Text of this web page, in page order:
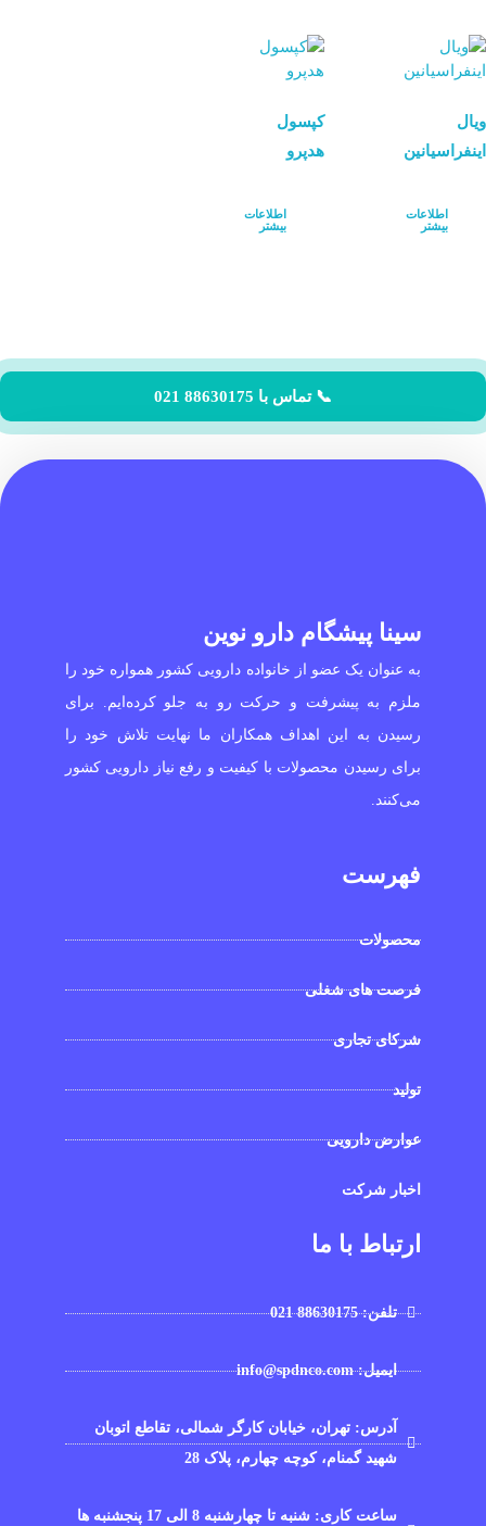
ویال
اینفراسیانین
اطلاعات
بیشتر
کپسول
هدپرو
اطلاعات
بیشتر
📞 تماس با 88630175 021
سینا پیشگام دارو نوین
به عنوان یک عضو از خانواده دارویی کشور همواره خود را
ملزم به پیشرفت و حرکت رو به جلو کرده‌ایم. برای
رسیدن به این اهداف همکاران ما نهایت تلاش خود را
برای رسیدن محصولات با کیفیت و رفع نیاز دارویی کشور
می‌کنند.
فهرست
محصولات
فرصت های شغلی
شرکای تجاری
تولید
عوارض دارویی
اخبار شرکت
ارتباط با ما
تلفن: 88630175 021
ایمیل: info@spdnco.com
آدرس: تهران، خیابان کارگر شمالی، تقاطع اتوبان
شهید گمنام، کوچه چهارم، پلاک 28
ساعت کاری: شنبه تا چهارشنبه 8 الی 17 پنجشنبه ها